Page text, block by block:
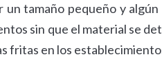
un tamaño pequeño y
sin que el material se
fritas en los